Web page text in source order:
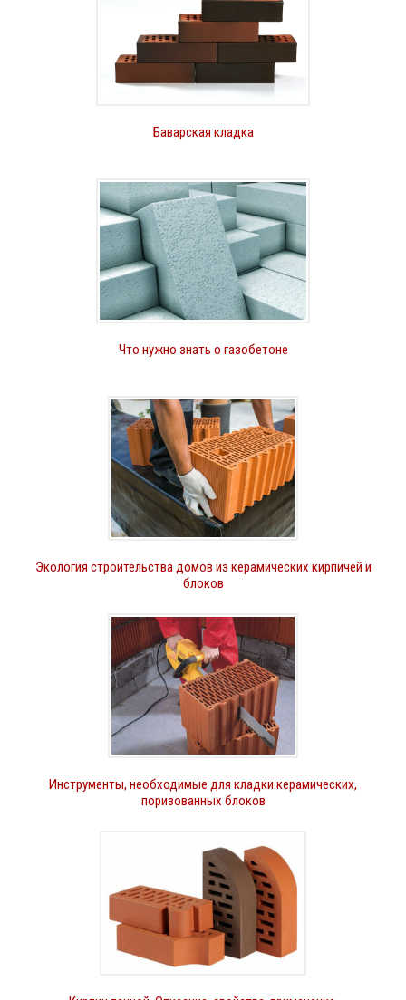
Баварская кладка
Что нужно знать о газобетоне
Экология строительства домов из керамических кирпичей и
блоков
Инструменты, необходимые для кладки керамических,
поризованных блоков